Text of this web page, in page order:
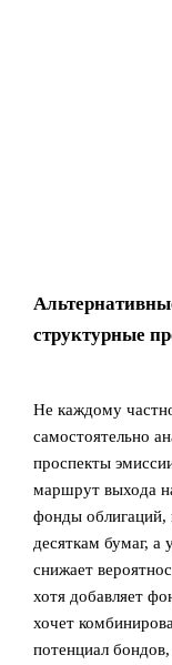
структурные
Не каждому
самостоятельно
проспекты
маршрут выхода
фонды облигаций,
десяткам бумаг, а
снижает
хотя добавляет
хочет
потенциал